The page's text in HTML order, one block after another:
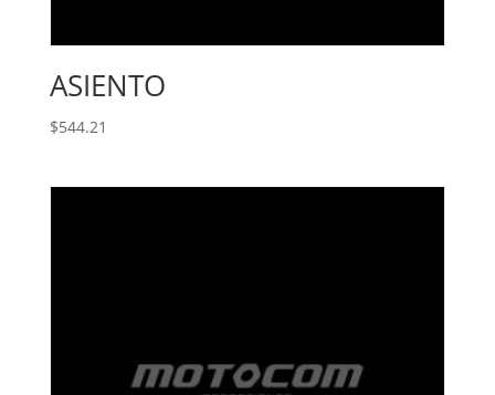
ASIENTO
$544.21